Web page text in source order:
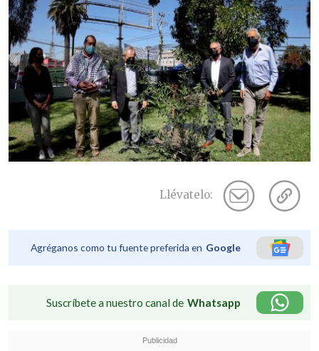
Llévatelo:
Agréganos como tu fuente preferida en Google
Suscríbete a nuestro canal de Whatsapp